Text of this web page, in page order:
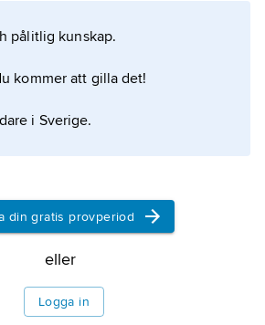
dock bekvämare
för de tobakslador och
1830-talen byggdes
om artikeln
pålitlig kunskap.
kommer att gilla det!
i Sverige.
din gratis provperiod
eller
Logga in